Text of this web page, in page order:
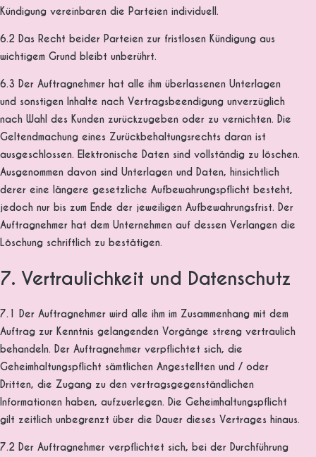
Kündigung vereinbaren die Parteien individuell.
6.2 Das Recht beider Parteien zur fristlosen Kündigung aus
wichtigem Grund bleibt unberührt.
6.3 Der Auftragnehmer hat alle ihm überlassenen Unterlagen
und sonstigen Inhalte nach Vertragsbeendigung unverzüglich
nach Wahl des Kunden zurückzugeben oder zu vernichten. Die
Geltendmachung eines Zurückbehaltungsrechts daran ist
ausgeschlossen. Elektronische Daten sind vollständig zu löschen.
Ausgenommen davon sind Unterlagen und Daten, hinsichtlich
derer eine längere gesetzliche Aufbewahrungspflicht besteht,
jedoch nur bis zum Ende der jeweiligen Aufbewahrungsfrist. Der
Auftragnehmer hat dem Unternehmen auf dessen Verlangen die
Löschung schriftlich zu bestätigen.
7. Vertraulichkeit und Datenschutz
7.1 Der Auftragnehmer wird alle ihm im Zusammenhang mit dem
Auftrag zur Kenntnis gelangenden Vorgänge streng vertraulich
behandeln. Der Auftragnehmer verpflichtet sich, die
Geheimhaltungspflicht sämtlichen Angestellten und / oder
Dritten, die Zugang zu den vertragsgegenständlichen
Informationen haben, aufzuerlegen. Die Geheimhaltungspflicht
gilt zeitlich unbegrenzt über die Dauer dieses Vertrages hinaus.
7.2 Der Auftragnehmer verpflichtet sich, bei der Durchführung